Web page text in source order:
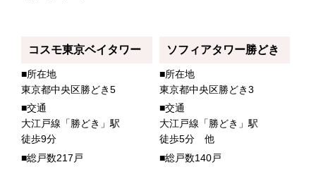
コスモ東京ベイタワー
■所在地
東京都中央区勝どき5
■交通
大江戸線「勝どき」駅
徒歩9分
■総戸数217戸
ソフィアタワー勝どき
■所在地
東京都中央区勝どき3
■交通
大江戸線「勝どき」駅
徒歩5分 他
■総戸数140戸